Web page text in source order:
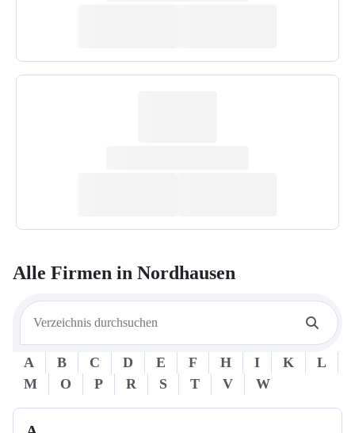
Alle Firmen in Nordhausen
A B C D E F H I K
L
M
O P R S T V W